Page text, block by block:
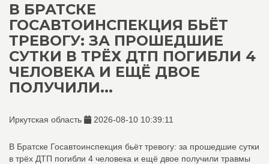
В БРАТСКЕ
ГОСАВТОИНСПЕКЦИЯ БЬЁТ
ТРЕВОГУ: ЗА ПРОШЕДШИЕ
СУТКИ В ТРЁХ ДТП ПОГИБЛИ 4
ЧЕЛОВЕКА И ЕЩЁ ДВОЕ
ПОЛУЧИЛИ...
Иркутская область 2026-08-10 10:39:11
В Братске Госавтоинспекция бьёт тревогу: за прошедшие сутки
в трёх ДТП погибли 4 человека и ещё двое получили травмы